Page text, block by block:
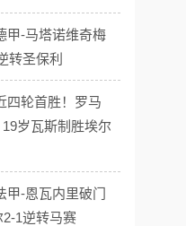
甲-马塔诺维奇梅
转圣保利
四轮首胜！罗马
岁瓦斯制胜埃尔
甲-恩瓦内里破门
1逆转马赛